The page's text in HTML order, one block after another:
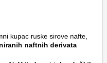
kupac ruske sirove nafte,
naftnih derivata